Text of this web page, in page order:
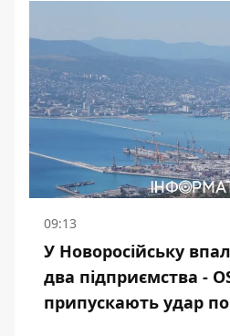
09:13
У Новоросійську
два підприємства -
припускають удар